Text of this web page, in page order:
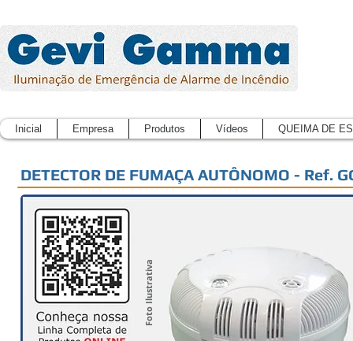
Inicial Empresa Produtos Vídeos QUEIMA DE
Foto Ilustrativa
DETECTOR DE FUMAÇA AUTÔNOMO - Ref.